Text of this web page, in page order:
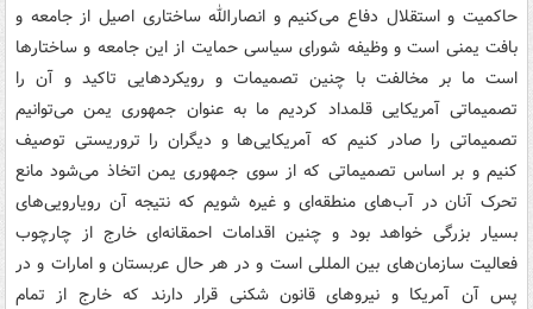
حاکمیت و استقلال دفاع می‌کنیم و انصارالله ساختاری اصیل از جامعه و
بافت یمنی است و وظیفه شورای سیاسی حمایت از این جامعه و ساختارها
است ما بر مخالفت با چنین تصمیمات و رویکردهایی تاکید و آن را
تصمیماتی آمریکایی قلمداد کردیم ما به عنوان جمهوری یمن می‌توانیم
تصمیماتی را صادر کنیم که آمریکایی‌ها و دیگران را تروریستی توصیف
کنیم و بر اساس تصمیماتی که از سوی جمهوری یمن اتخاذ می‌شود مانع
تحرک آنان در آب‌های منطقه‌ای و غیره شویم که نتیجه آن رویارویی‌های
بسیار بزرگی خواهد بود و چنین اقدامات احمقانه‌ای خارج از چارچوب
فعالیت سازمان‌های بین المللی است و در هر حال عربستان و امارات و در
پس آن آمریکا و نیروهای قانون شکنی قرار دارند که خارج از تمام